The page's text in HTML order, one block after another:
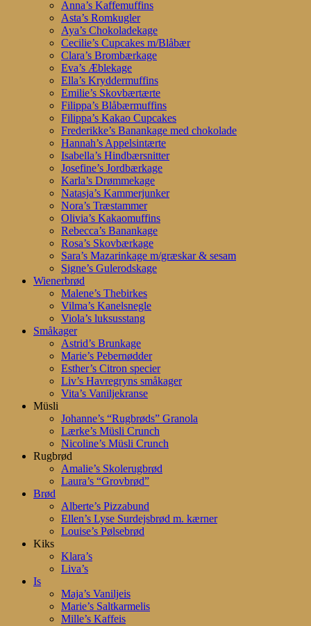
Anna’s Kaffemuffins
Asta’s Romkugler
Aya’s Chokoladekage
Cecilie’s Cupcakes m/Blåbær
Clara’s Brombærkage
Eva’s Æblekage
Ella’s Kryddermuffins
Emilie’s Skovbærtærte
Filippa’s Blåbærmuffins
Filippa’s Kakao Cupcakes
Frederikke’s Banankage med chokolade
Hannah’s Appelsintærte
Isabella’s Hindbærsnitter
Josefine’s Jordbærkage
Karla’s Drømmekage
Natasja’s Kammerjunker
Nora’s Træstammer
Olivia’s Kakaomuffins
Rebecca’s Banankage
Rosa’s Skovbærkage
Sara’s Mazarinkage m/græskar & sesam
Signe’s Gulerodskage
Wienerbrød
Malene’s Thebirkes
Vilma’s Kanelsnegle
Viola’s luksusstang
Småkager
Astrid’s Brunkage
Marie’s Pebernødder
Esther’s Citron specier
Liv’s Havregryns småkager
Vita’s Vaniljekranse
Müsli
Johanne’s “Rugbrøds” Granola
Lærke’s Müsli Crunch
Nicoline’s Müsli Crunch
Rugbrød
Amalie’s Skolerugbrød
Laura’s “Grovbrød”
Brød
Alberte’s Pizzabund
Ellen’s Lyse Surdejsbrød m. kærner
Louise’s Pølsebrød
Kiks
Klara’s
Liva’s
Is
Maja’s Vaniljeis
Marie’s Saltkarmelis
Mille’s Kaffeis